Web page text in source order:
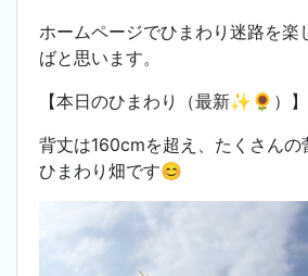
ホームページでひまわり迷路を楽
ばと思います。
【本日のひまわり（最新✨🌻）】
背丈は160cmを超え、たくさん
ひまわり畑です😊